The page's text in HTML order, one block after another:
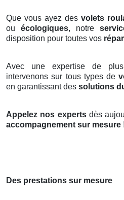
Que vous ayez des volets
ou écologiques, notre
disposition pour toutes vos
Avec une expertise de
intervenons sur tous types de
en garantissant des solutions
Appelez nos expertsdès
accompagnement sur mesure !
Des prestations sur mesure